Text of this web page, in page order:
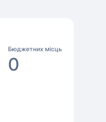
Бюджетних місць
0